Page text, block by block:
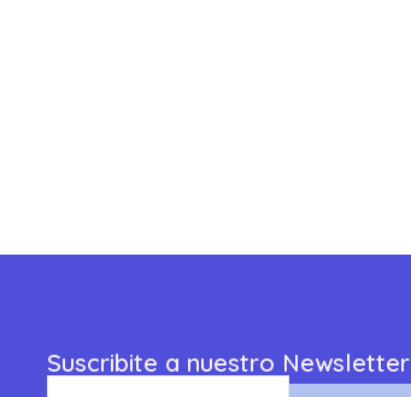
Suscribite a nuestro Newsletter